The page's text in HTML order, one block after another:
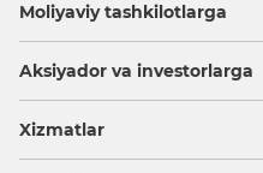
Moliyaviy tashkilotlarga
Aksiyador va investorlarga
Xizmatlar